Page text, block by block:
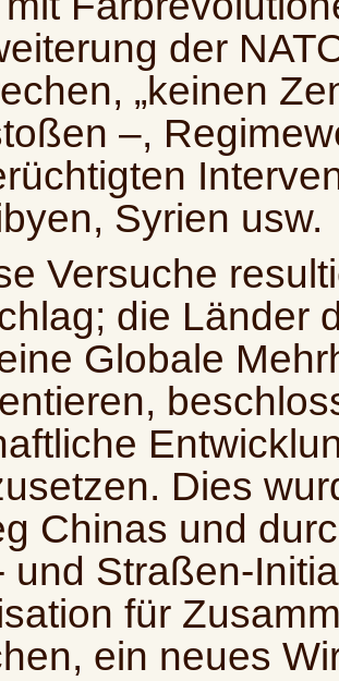
der
„keinen
–,
Syrien usw.
Versuche
die Länder
Globale
Dies
Chinas und
und Straßen-
für
ein neues